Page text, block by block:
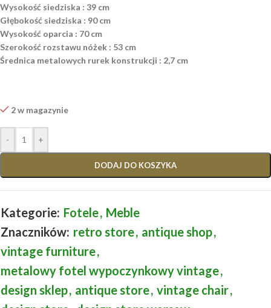
Wysokość siedziska : 39 cm
Głębokość siedziska : 90 cm
Wysokość oparcia : 70 cm
Szerokość rozstawu nóżek : 53 cm
Średnica metalowych rurek konstrukcji : 2,7 cm
2 w magazynie
- +
DODAJ DO KOSZYKA
Kategorie: Fotele, Meble
Znaczników: retro store, antique shop,
vintage furniture,
metalowy fotel wypoczynkowy vintage,
design sklep, antique store, vintage chair,